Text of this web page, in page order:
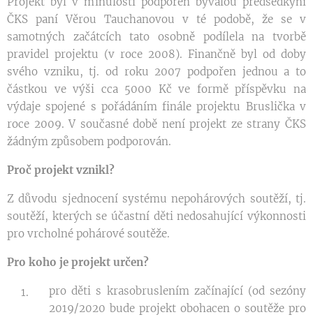
ČKS paní Věrou Tauchanovou v té podobě, že se v
samotných začátcích tato osobně podílela na tvorbě
pravidel projektu (v roce 2008). Finančně byl od doby
svého vzniku, tj. od roku 2007 podpořen jednou a to
částkou ve výši cca 5000 Kč ve formě příspěvku na
výdaje spojené s pořádáním finále projektu Bruslička v
roce 2009. V současné době není projekt ze strany ČKS
žádným způsobem podporován.
Proč projekt vznikl?
Z důvodu sjednocení systému nepohárových soutěží, tj.
soutěží, kterých se účastní děti nedosahující výkonnosti
pro vrcholné pohárové soutěže.
Pro koho je projekt určen?
pro děti s krasobruslením začínající (od sezóny
2019/2020 bude projekt obohacen o soutěže pro